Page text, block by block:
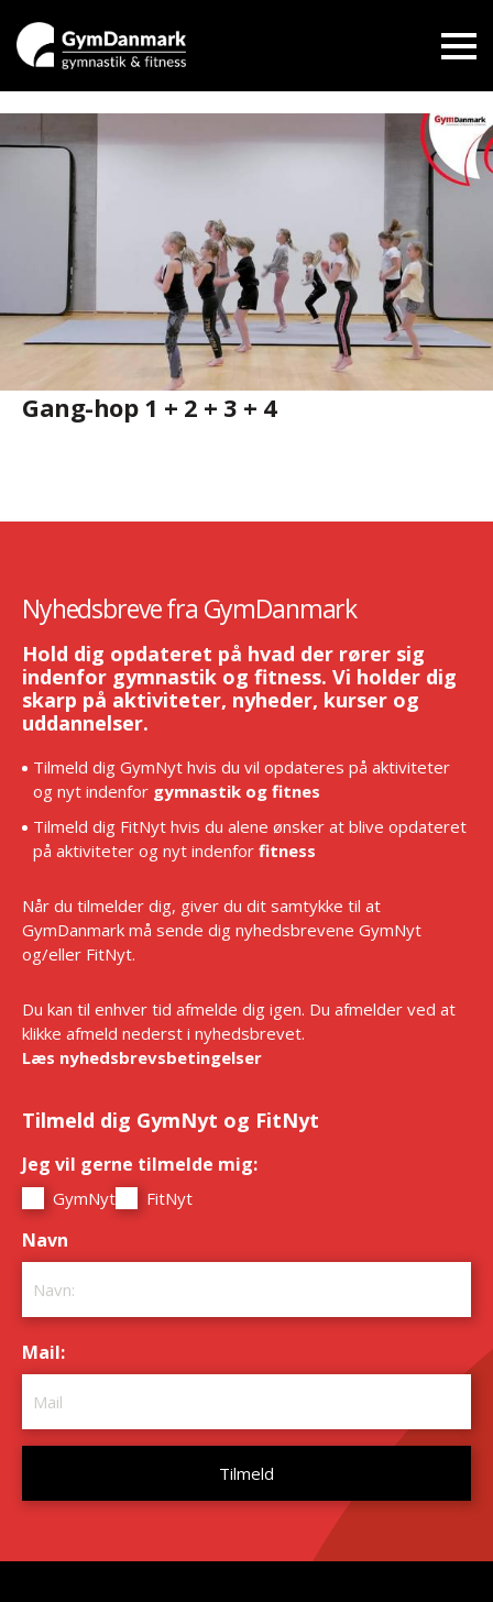
Gang-hop 1 + 2 + 3 + 4
Nyhedsbreve fra GymDanmark
Hold dig opdateret på hvad der rører sig
indenfor gymnastik og fitness. Vi holder dig
skarp på aktiviteter, nyheder, kurser og
uddannelser.
Tilmeld dig GymNyt hvis du vil opdateres på aktiviteter
og nyt indenfor gymnastik og fitnes
Tilmeld dig FitNyt hvis du alene ønsker at blive opdateret
på aktiviteter og nyt indenfor fitness
Når du tilmelder dig, giver du dit samtykke til at
GymDanmark må sende dig nyhedsbrevene GymNyt
og/eller FitNyt.
Du kan til enhver tid afmelde dig igen. Du afmelder ved at
klikke afmeld nederst i nyhedsbrevet.
Læs nyhedsbrevsbetingelser
Tilmeld dig GymNyt og FitNyt
Jeg vil gerne tilmelde mig:
GymNyt FitNyt
Navn
Mail: